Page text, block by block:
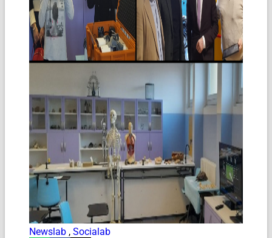
Newslab , Socialab